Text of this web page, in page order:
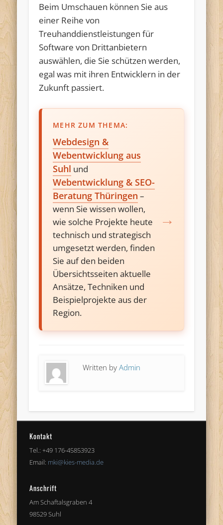
Beim Umschauen können Sie aus
einer Reihe von
Treuhanddienstleistungen für
Software von Drittanbietern
auswählen, die Sie schützen werden,
egal was mit ihren Entwicklern in der
Zukunft passiert.
MEHR ZUM THEMA:
Webdesign &
Webentwicklung aus
Suhl und
Webentwicklung & SEO-
Beratung Thüringen –
wenn Sie wissen wollen,
wie solche Projekte heute
technisch und strategisch
umgesetzt werden, finden
Sie auf den beiden
Übersichtsseiten aktuelle
Ansätze, Techniken und
Beispielprojekte aus der
Region.
Written byAdmin
Kontakt
Tel.: +49 176-45853923
Email: mki@kies-media.de
Anschrift
Am Schaftalsgraben 4
98529 Suhl